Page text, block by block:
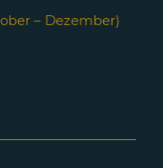
– Dezember)